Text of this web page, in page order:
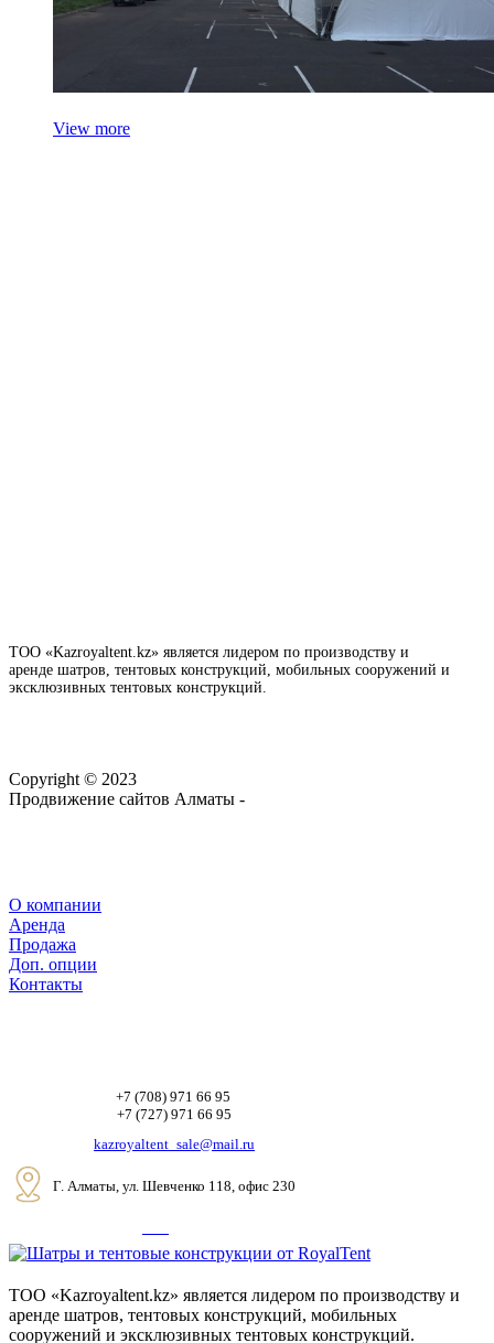
View more
ТОО «Kazroyaltent.kz» является лидером по производству и
аренде шатров, тентовых конструкций, мобильных сооружений и
эксклюзивных тентовых конструкций.
Copyright © 2023
Продвижение сайтов Алматы -
О компании
Аренда
Продажа
Доп. опции
Контакты
+7 (708) 971 66 95
+7 (727) 971 66 95
kazroyaltent_sale@mail.ru
Г. Алматы, ул. Шевченко 118, офис 230
ТОО «Kazroyaltent.kz» является лидером по производству и
аренде шатров, тентовых конструкций, мобильных
сооружений и эксклюзивных тентовых конструкций.